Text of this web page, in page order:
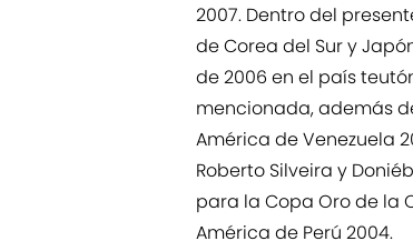
2007. Dentro del
de Corea del Sur y
de 2006 en el país
mencionada, además
América de Venezuela
Roberto Silveira y
para la Copa Oro de la
América de Perú 2004.